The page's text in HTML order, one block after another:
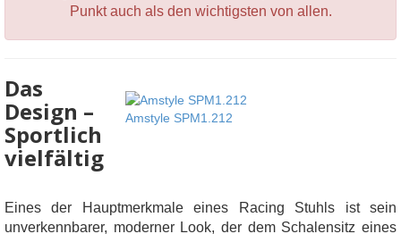
Punkt auch als den wichtigsten von allen.
Amstyle SPM1.212
Das
Design –
Sportlich
vielfältig
Eines der Hauptmerkmale eines Racing Stuhls ist sein
unverkennbarer, moderner Look, der dem Schalensitz eines